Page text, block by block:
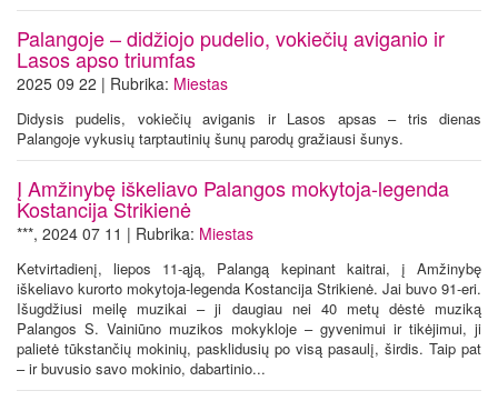
Palangoje – didžiojo pudelio, vokiečių aviganio ir
Lasos apso triumfas
2025 09 22 | Rubrika: Miestas
Didysis pudelis, vokiečių aviganis ir Lasos apsas – tris dienas
Palangoje vykusių tarptautinių šunų parodų gražiausi šunys.
Į Amžinybę iškeliavo Palangos mokytoja-legenda
Kostancija Strikienė
***, 2024 07 11 | Rubrika: Miestas
Ketvirtadienį, liepos 11-ąją, Palangą kepinant kaitrai, į Amžinybę
iškeliavo kurorto mokytoja-legenda Kostancija Strikienė. Jai buvo 91-eri.
Išugdžiusi meilę muzikai – ji daugiau nei 40 metų dėstė muziką
Palangos S. Vainiūno muzikos mokykloje – gyvenimui ir tikėjimui, ji
palietė tūkstančių mokinių, pasklidusių po visą pasaulį, širdis. Taip pat
– ir buvusio savo mokinio, dabartinio...